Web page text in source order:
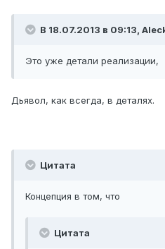
В 18.07.2013 в 09:13,
Это уже детали реализации,
Дьявол, как всегда, в деталях.
Цитата
Концепция в том, что
Цитата